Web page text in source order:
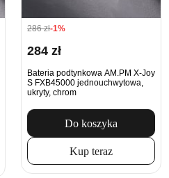
286 zł-1%
284 zł
Bateria podtynkowa AM.PM X-Joy
S FXB45000 jednouchwytowa,
ukryty, chrom
Do koszyka
Kup teraz